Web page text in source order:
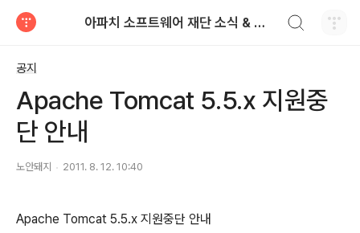
아파치 소프트웨어 재단 소식 & 알림에 오신 것을 환영합니다.
공지
Apache Tomcat 5.5.x 지원중
단 안내
노안돼지 2011. 8. 12. 10:40
Apache Tomcat 5.5.x 지원중단 안내